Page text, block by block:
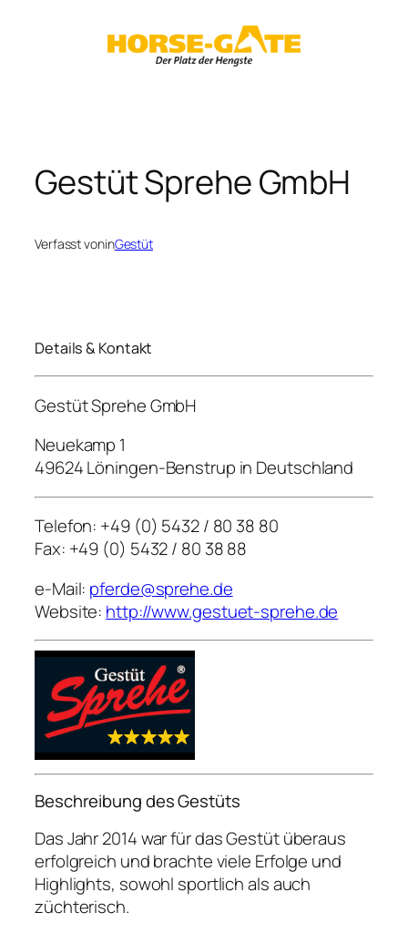
Gestüt Sprehe GmbH
Verfasst voninGestüt
Details & Kontakt
Gestüt Sprehe GmbH
Neuekamp 1
49624 Löningen-Benstrup in Deutschland
Telefon: +49 (0) 5432 / 80 38 80
Fax: +49 (0) 5432 / 80 38 88
e-Mail: pferde@sprehe.de
Website: http://www.gestuet-sprehe.de
Beschreibung des Gestüts
Das Jahr 2014 war für das Gestüt überaus
erfolgreich und brachte viele Erfolge und
Highlights, sowohl sportlich als auch
züchterisch.